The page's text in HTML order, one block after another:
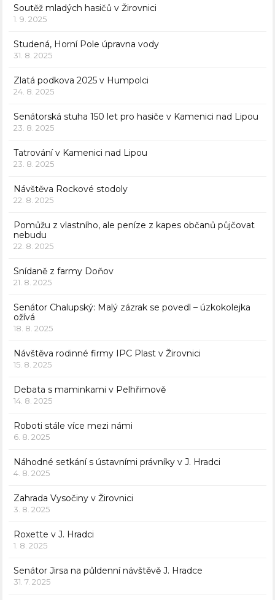
Soutěž mladých hasičů v Žirovnici
1. 9. 2025
Studená, Horní Pole úpravna vody
31. 8. 2025
Zlatá podkova 2025 v Humpolci
24. 8. 2025
Senátorská stuha 150 let pro hasiče v Kamenici nad Lipou
23. 8. 2025
Tatrování v Kamenici nad Lipou
23. 8. 2025
Návštěva Rockové stodoly
22. 8. 2025
Pomůžu z vlastního, ale peníze z kapes občanů půjčovat
nebudu
22. 8. 2025
Snídaně z farmy Doňov
21. 8. 2025
Senátor Chalupský: Malý zázrak se povedl – úzkokolejka
ožívá
18. 8. 2025
Návštěva rodinné firmy IPC Plast v Žirovnici
15. 8. 2025
Debata s maminkami v Pelhřimově
14. 8. 2025
Roboti stále více mezi námi
6. 8. 2025
Náhodné setkání s ústavními právníky v J. Hradci
4. 8. 2025
Zahrada Vysočiny v Žirovnici
3. 8. 2025
Roxette v J. Hradci
1. 8. 2025
Senátor Jirsa na půldenní návštěvě J. Hradce
31. 7. 2025